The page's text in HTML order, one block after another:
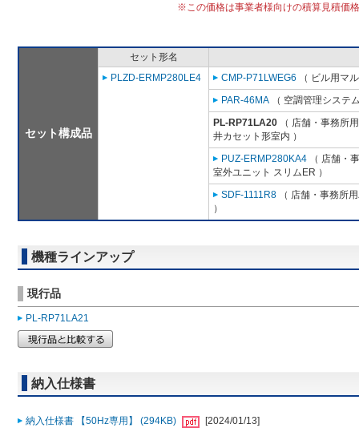
※この価格は事業者様向けの積算見積価
セット構成品
セット形名
PLZD-ERMP280LE4
CMP-P71LWEG6 （ ビル用マ
PAR-46MA （ 空調管理システ
PL-RP71LA20 （ 店舗・事務所
井カセット形室内 ）
PUZ-ERMP280KA4 （ 店舗・
室外ユニット スリムER ）
SDF-1111R8 （ 店舗・事務所
）
機種ラインアップ
現行品
PL-RP71LA21
納入仕様書
納入仕様書 【50Hz専用】 (294KB)
[2024/01/13]